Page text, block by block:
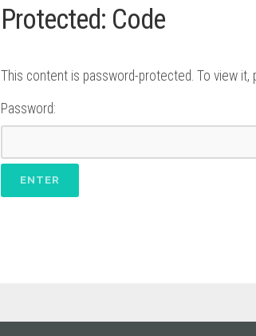
Protected: Code
This content is password-protected. To view it,
Password: